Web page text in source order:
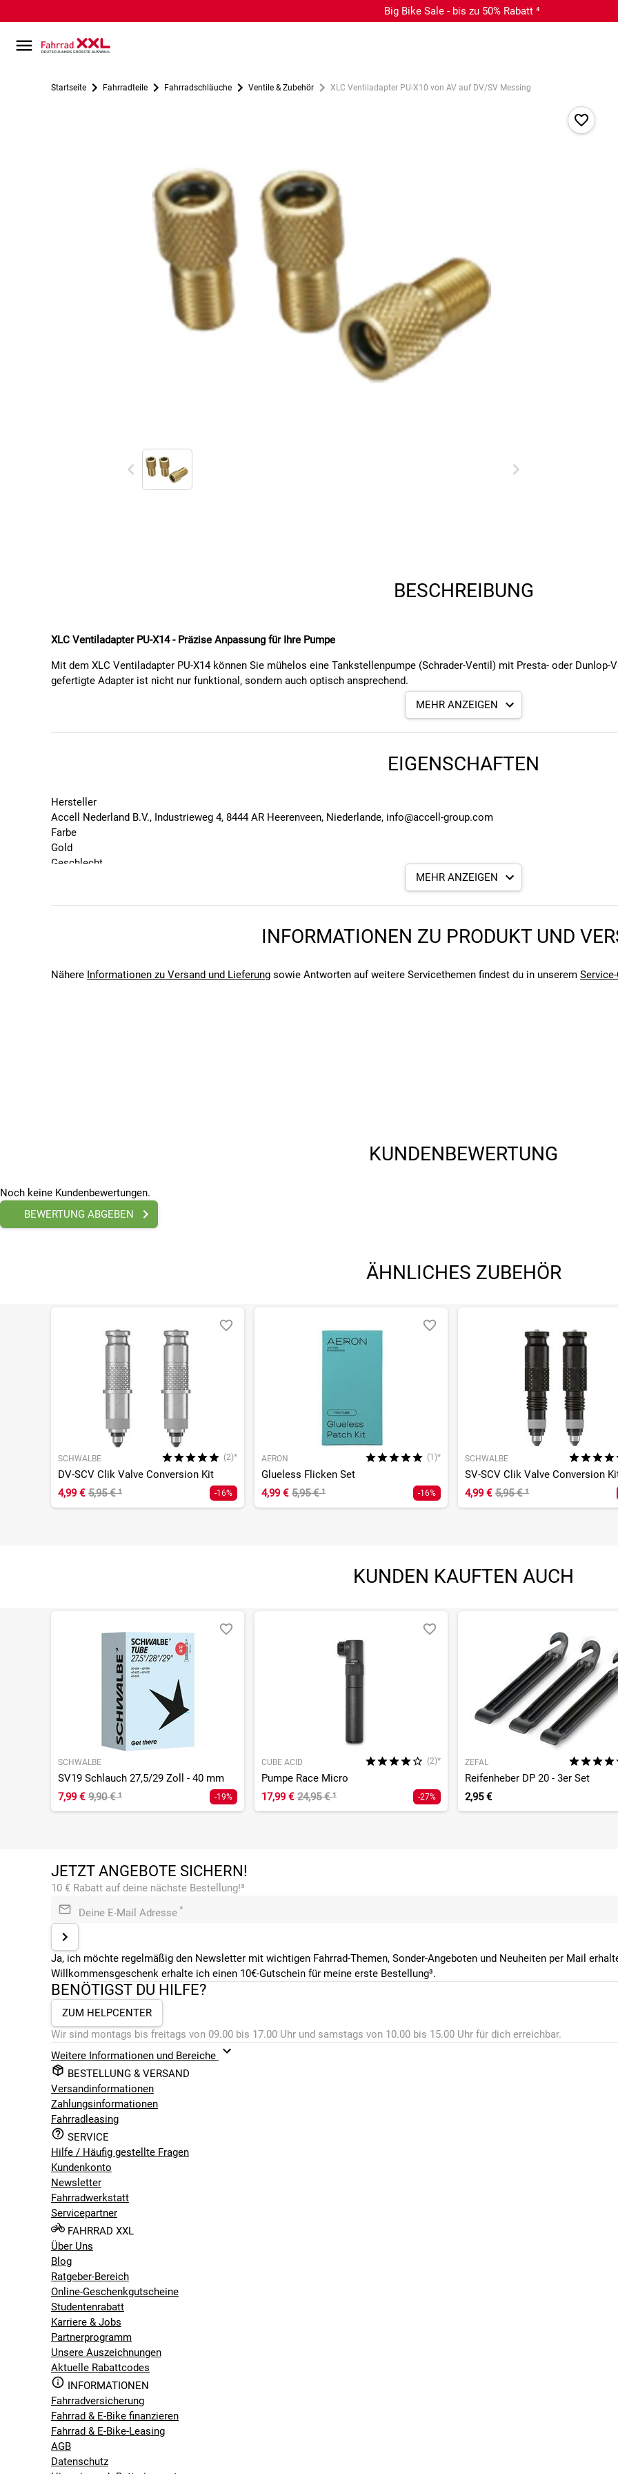
Big Bike Sale - bis zu 50% Rabatt ⁴
Startseite Fahrradteile Fahrradschläuche Ventile & Zubehör XLC Ventiladapter PU-X10 von AV auf DV/SV Messing
BESCHREIBUNG
XLC Ventiladapter PU-X14 - Präzise Anpassung für Ihre Pumpe
Mit dem XLC Ventiladapter PU-X14 können Sie mühelos eine Tankstellenpumpe (Schrader-Ventil) mit Presta- oder
gefertigte Adapter ist nicht nur funktional, sondern auch optisch ansprechend.
Material:Hochwertiges Messing für Langlebigkeit und Zuverlässigkeit.
Ausgestattet mit einer Dichtung, um Luftaustritt zu verhindern.
Gewicht:4 Gramm
Adapter auf Karte für einfache Handhabung und Lagerung
MEHR ANZEIGEN
EIGENSCHAFTEN
Hersteller
Accell Nederland B.V., Industrieweg 4, 8444 AR Heerenveen, Niederlande, info@accell-group.com
Farbe
Gold
Geschlecht
XLC
Bitte beachte, dass es zu Abweichungen zwischen den angegebenen- und den verbauten Komponenten bei Fahrrädern
MEHR ANZEIGEN
INFORMATIONEN ZU PRODUKT UND
Nähere Informationen zu Versand und Lieferungsowie Antworten auf weitere Servicethemen findest du in unserem
KUNDENBEWERTUNG
Noch keine Kundenbewertungen.
BEWERTUNG ABGEBEN
ÄHNLICHES ZUBEHÖR
SCHWALBE (2)*
DV-SCV Clik Valve Conversion Kit
4,99 € 5,95 €¹ -16%
AERON (1)*
Glueless Flicken Set
4,99 € 5,95 €¹ -16%
SCHWALBE
SV-SCV Clik Valve Conversion
4,99 € 5,95 €¹
KUNDEN KAUFTEN AUCH
SCHWALBE
SV19 Schlauch 27,5/29 Zoll - 40 mm
7,99 € 9,90 €¹ -19%
CUBE ACID (2)*
Pumpe Race Micro
17,99 € 24,95 €¹ -27%
ZEFAL
Reifenheber DP 20 - 3er Set
2,95 €
JETZT ANGEBOTE SICHERN!
10 € Rabatt auf deine nächste Bestellung!³
Deine E-Mail Adresse *
Ja, ich möchte regelmäßig den Newsletter mit wichtigen Fahrrad-Themen, Sonder-Angeboten und Neuheiten per Mail
Willkommensgeschenk erhalte ich einen 10€-Gutschein für meine erste Bestellung³.
BENÖTIGST DU HILFE?
ZUM HELPCENTER
Wir sind montags bis freitags von 09.00 bis 17.00 Uhr und samstags von 10.00 bis 15.00 Uhr für dich erreichbar.
Weitere Informationen und Bereiche
BESTELLUNG & VERSAND
Versandinformationen
Zahlungsinformationen
Fahrradleasing
SERVICE
Hilfe / Häufig gestellte Fragen
Kundenkonto
Newsletter
Fahrradwerkstatt
Servicepartner
FAHRRAD XXL
Über Uns
Blog
Ratgeber-Bereich
Online-Geschenkgutscheine
Studentenrabatt
Karriere & Jobs
Partnerprogramm
Unsere Auszeichnungen
Aktuelle Rabattcodes
INFORMATIONEN
Fahrradversicherung
Fahrrad & E-Bike finanzieren
Fahrrad & E-Bike-Leasing
AGB
Datenschutz